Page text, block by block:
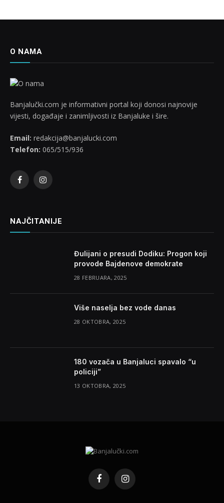
O NAMA
Banjalučki.com je informativni portal koji donosi najnovije
vijesti, događaje i zanimljivosti iz Banjaluke i šire.
Email: redakcija@banjalucki.com
Telefon: 065/515/936
FacebookInstagram
NAJČITANIJE
Đulijani o presudi Dodiku: Progon koji
provode Bajdenove demokrate
28 FEBRUARA, 2025
Više naselja bez vode danas
28 OKTOBRA, 2025
180 vozača u Banjaluci spavalo “u
policiji”
13 OKTOBRA, 2025
FacebookInstagram